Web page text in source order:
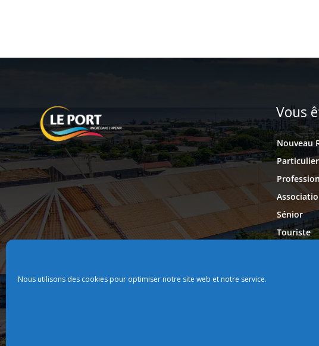
Nous utilisons des cookies pour optimiser notre site web et notre service.
Vous
Nouveau
Particulier
Sénior
Touriste